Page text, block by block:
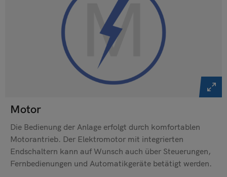
Motor
Die Bedienung der Anlage erfolgt durch komfortablen
Motorantrieb. Der Elektromotor mit integrierten
Endschaltern kann auf Wunsch auch über Steuerungen,
Fernbedienungen und Automatikgeräte betätigt werden.